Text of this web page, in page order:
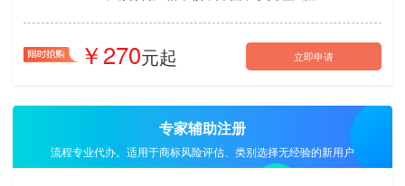
270 立即申请
专家辅助注册
流程专业代办。适用于商标风险评估、类别选择无经验的新用户